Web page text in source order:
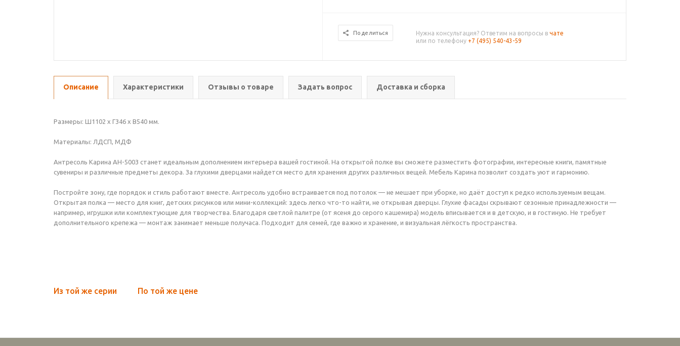
Поделиться Нужна консультация? Ответим на вопросы в чате
или по телефону +7 (495) 540-43-59
Описание Характеристики Отзывы о товаре Задать вопрос Доставка и сборка
Размеры: Ш1102 х Г346 х В540 мм.
Материалы: ЛДСП, МДФ
Антресоль Карина АН-5003 станет идеальным дополнением интерьера вашей гостиной. На открытой полке вы сможете разместить фотографии, интересные книги, памятные
сувениры и различные предметы декора. За глухими дверцами найдется место для хранения других различных вещей. Мебель Карина позволит создать уют и гармонию.
Постройте зону, где порядок и стиль работают вместе. Антресоль удобно встраивается под потолок — не мешает при уборке, но даёт доступ к редко используемым вещам.
Открытая полка — место для книг, детских рисунков или мини-коллекций: здесь легко что-то найти, не открывая дверцы. Глухие фасады скрывают сезонные принадлежности —
например, игрушки или комплектующие для творчества. Благодаря светлой палитре (от ясеня до серого кашемира) модель вписывается и в детскую, и в гостиную. Не требует
дополнительного крепежа — монтаж занимает меньше получаса. Подходит для семей, где важно и хранение, и визуальная лёгкость пространства.
Из той же серии По той же цене